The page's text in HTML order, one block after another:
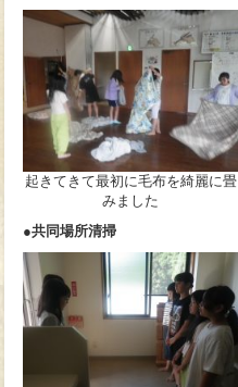
起きてきて最初に毛布を綺麗に畳
みました
●共同場所清掃